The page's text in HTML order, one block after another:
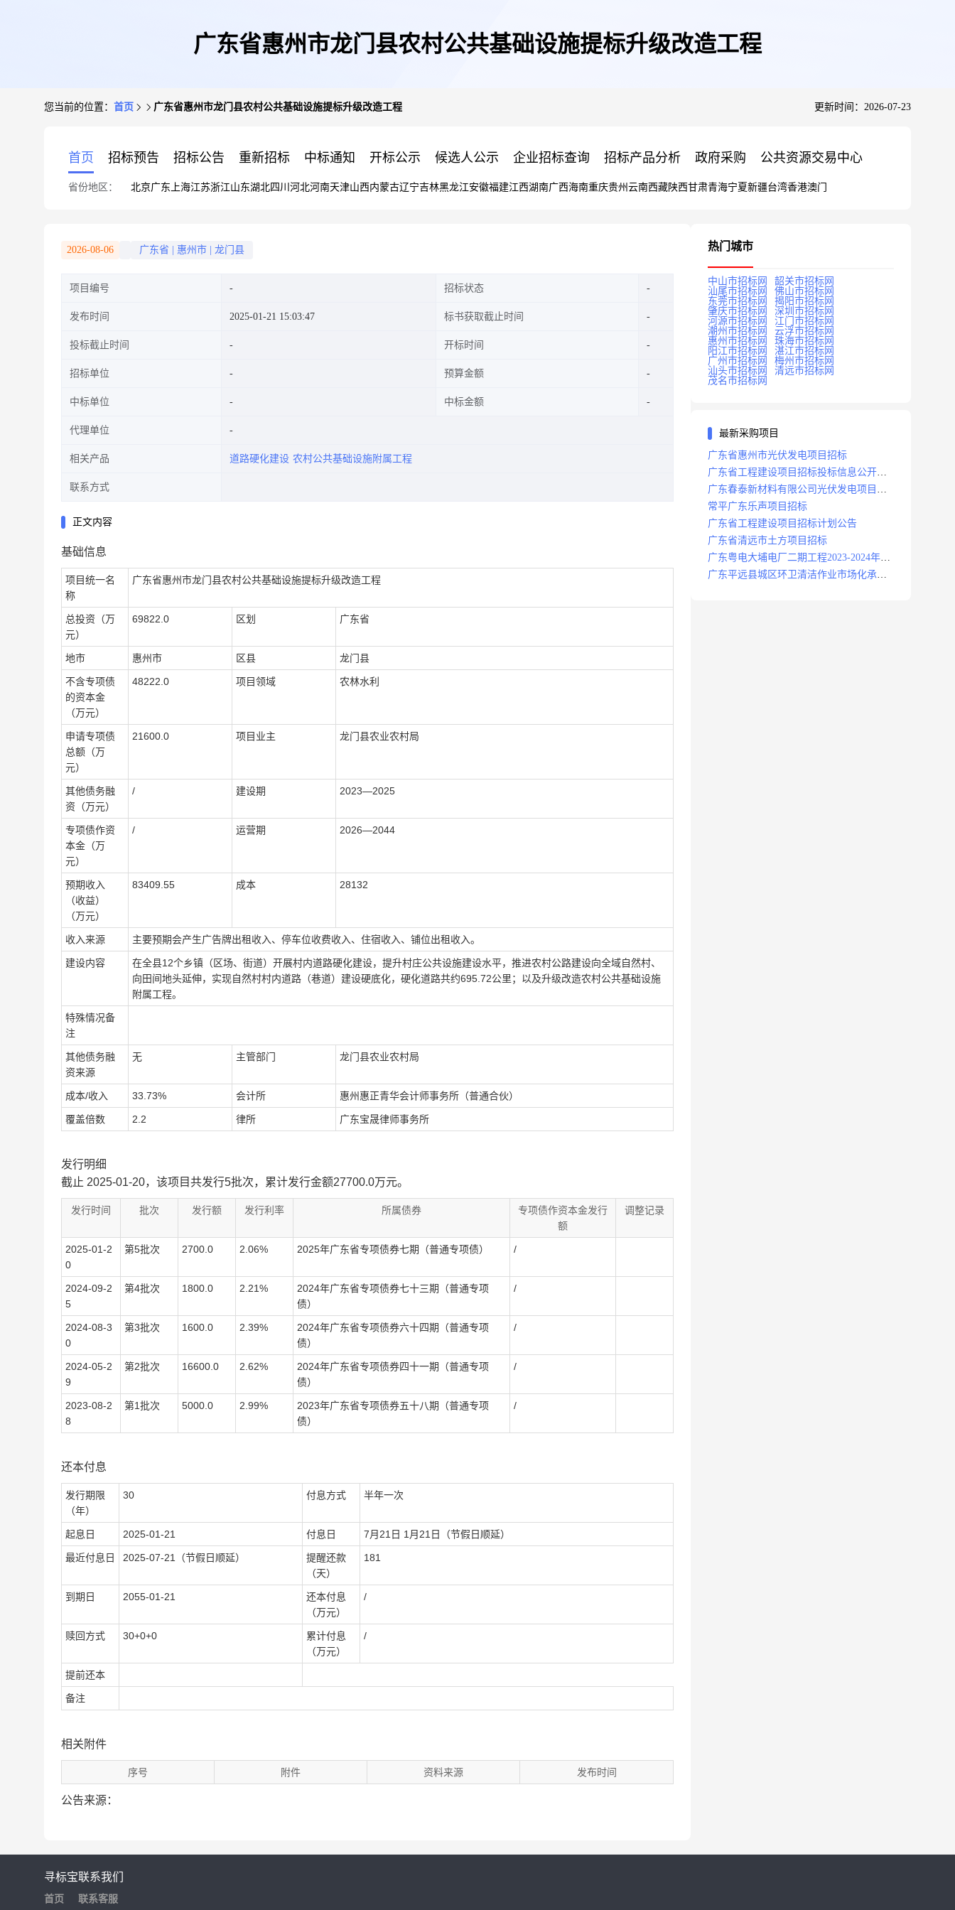
广东省惠州市龙门县农村公共基础设施提标升级改造工程
您当前的位置： 首页 广东省惠州市龙门县农村公共基础设施提标升级改造工程 更新时间：2026-07-23
首页 招标预告 招标公告 重新招标 中标通知 开标公示 候选人公示 企业招标查询 招标产品分析 政府采购 公共资源交易中心
省份地区： 北京广东 上海江苏浙江山东湖北四川 河北河南天津山西内蒙古辽宁吉林黑龙江安徽福建江西湖南广西海南重庆贵州 云南西藏陕西甘肃青海宁夏新疆台湾香港澳门
2026-08-06 广东省 惠州市 龙门县
项目编号 招标状态
发布时间 2025-01-21 15:03:47 标书获取截止时间
投标截止时间 开标时间
招标单位 预算金额
中标单位 中标金额
代理单位
相关产品 道路硬化建设 农村公共基础设施附属工程
联系方式
正文内容
基础信息
项目统一名
称
广东省惠州市龙门县农村公共基础设施提标升级改造工程
总投资（万
元）
69822.0 区划 广东省
地市 惠州市 区县 龙门县
不含专项债
的资本金
（万元）
48222.0 项目领域 农林水利
申请专项债
总额（万
元）
21600.0 项目业主 龙门县农业农村局
其他债务融
资（万元）
/ 建设期 2023—2025
专项债作资
本金（万
元）
/ 运营期 2026—2044
预期收入
（收益）
（万元）
83409.55 成本 28132
收入来源 主要预期会产生广告牌出租收入、停车位收费收入、住宿收入、铺位出租收入。
建设内容
在全县12个乡镇（区场、街道）开展村内道路硬化建设，提升村庄公共设施建设水平，推进农村公路建设向全域自然村、
向田间地头延伸，实现自然村村内道路（巷道）建设硬底化，硬化道路共约695.72公里；以及升级改造农村公共基础设施
附属工程。
特殊情况备
注
其他债务融
资来源
无 主管部门 龙门县农业农村局
成本/收入 33.73% 会计所 惠州惠正青华会计师事务所（普通合伙）
覆盖倍数 2.2 律所 广东宝晟律师事务所
发行明细
截止 2025-01-20，该项目共发行5批次，累计发行金额27700.0万元。
发行时间 批次 发行额 发行利率 所属债券
专项债作资本金发行
额
调整记录
2025-01-2
0
第5批次 2700.0 2.06% 2025年广东省专项债券七期（普通专项债） /
2024-09-2
5
第4批次 1800.0 2.21%
2024年广东省专项债券七十三期（普通专项
债）
/
2024-08-3
0
第3批次 1600.0 2.39%
2024年广东省专项债券六十四期（普通专项
债）
/
2024-05-2
9
第2批次 16600.0 2.62%
2024年广东省专项债券四十一期（普通专项
债）
/
2023-08-2
8
第1批次 5000.0 2.99%
2023年广东省专项债券五十八期（普通专项
债）
/
还本付息
发行期限
（年）
30 付息方式 半年一次
起息日 2025-01-21 付息日 7月21日 1月21日（节假日顺延）
最近付息日 2025-07-21（节假日顺延）
提醒还款
（天）
181
到期日 2055-01-21
还本付息
（万元）
/
赎回方式 30+0+0
累计付息
（万元）
/
提前还本
备注
相关附件
序号 附件 资料来源 发布时间
公告来源：
热门城市
中山市招标网
韶关市招标网
汕尾市招标网
佛山市招标网
东莞市招标网
揭阳市招标网
肇庆市招标网
深圳市招标网
河源市招标网
江门市招标网
潮州市招标网
云浮市招标网
惠州市招标网
珠海市招标网
阳江市招标网
湛江市招标网
广州市招标网
梅州市招标网
汕头市招标网
清远市招标网
茂名市招标网
最新采购项目
广东省惠州市光伏发电项目招标
广东省工程建设项目招标投标信息公开目
录
广东春泰新材料有限公司光伏发电项目招
标
常平广东乐声项目招标
广东省工程建设项目招标计划公告
广东省清远市土方项目招标
广东粤电大埔电厂二期工程2023-2024年度
安保服务项目招标公告
广东平远县城区环卫清洁作业市场化承包
寻标宝
首页
联系我们
联系客服